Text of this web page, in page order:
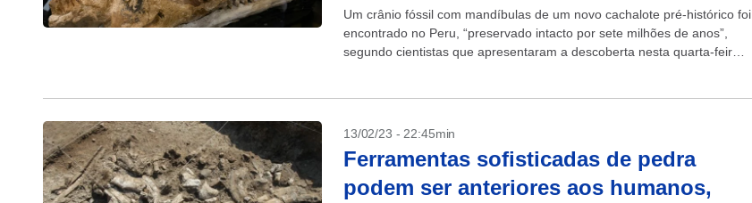
Um crânio fóssil com mandíbulas de um novo cachalote pré-histórico foi
encontrado no Peru, “preservado intacto por sete milhões de anos”,
segundo cientistas que apresentaram a descoberta nesta quarta-feira
13/02/23 - 22:45min
Ferramentas sofisticadas de pedra
podem ser anteriores aos humanos,